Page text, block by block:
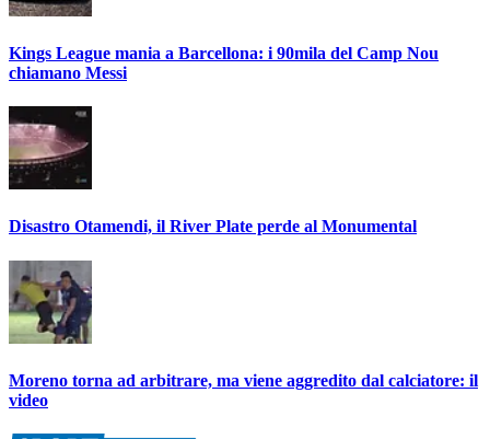
Kings League mania a Barcellona: i 90mila del Camp Nou
chiamano Messi
Disastro Otamendi, il River Plate perde al Monumental
Moreno torna ad arbitrare, ma viene aggredito dal calciatore: il
video